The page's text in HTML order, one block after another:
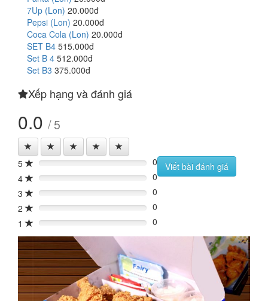
7Up (Lon) 20.000đ
Pepsi (Lon) 20.000đ
Coca Cola (Lon) 20.000đ
SET B4 515.000đ
Set B 4 512.000đ
Set B3 375.000đ
Xếp hạng và đánh giá
0.0 / 5
5 0%
0
4
0%
0
3
0%
0
2
0%
0
1
0% 0
Viết bài đánh giá